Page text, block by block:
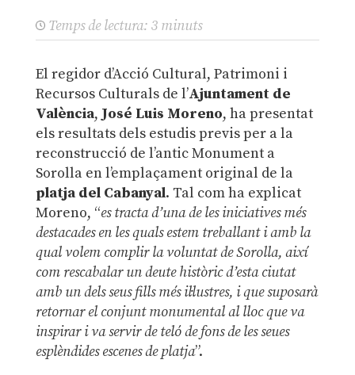
Temps de lectura: 3 minuts
El regidor d’Acció Cultural, Patrimoni i
Recursos Culturals de l’Ajuntament de
València, José Luis Moreno, ha presentat
els resultats dels estudis previs per a la
reconstrucció de l’antic Monument a
Sorolla en l’emplaçament original de la
platja del Cabanyal. Tal com ha explicat
Moreno, “es tracta d’una de les iniciatives més
destacades en les quals estem treballant i amb la
qual volem complir la voluntat de Sorolla, així
com rescabalar un deute històric d’esta ciutat
amb un dels seus fills més il·lustres, i que suposarà
retornar el conjunt monumental al lloc que va
inspirar i va servir de teló de fons de les seues
esplèndides escenes de platja”.